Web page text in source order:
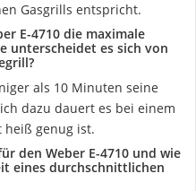
Gasgrills entspricht.
E-4710 die maximale
unterscheidet es sich von
als 10 Minuten seine
dazu dauert es bei einem
heiß genug ist.
den Weber E-4710 und wie
eines durchschnittlichen